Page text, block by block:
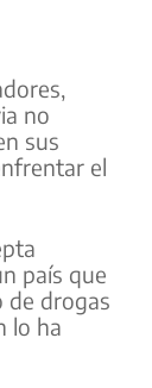
no
sus
el
país que
de drogas
lo ha